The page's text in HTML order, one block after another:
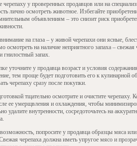
черепаху у проверенных продавцов или на
лично осмотреть животное. Избегайте
объявлениям – это снизит риск
на глаза – у живой черепахи они ясные,
осмотреть на наличие неприятного запаха –
гнилостный запах.
уточните у продавца возраст и условия
тем проще будет подготовить его к кулинарной
черепаху сразу после покупки.
тщательно осмотрите и очистите черепаху.
ее умерщвления и охлаждения, чтобы
удалите внутренности, сосредоточьтесь на
попросите у продавца образцы мяса
черепаха должна иметь упругое мясо и